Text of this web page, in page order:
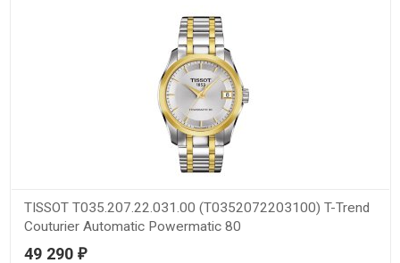
TISSOT T035.207.22.031.00 (T0352072203100) T-Trend
Couturier Automatic Powermatic 80
49 290 ₽